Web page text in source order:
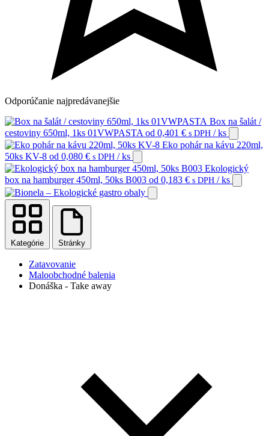
Odporúčanie najpredávanejšie
Box na šalát /
cestoviny 650ml, 1ks 01VWPASTA od 0,401 € s DPH / ks
Eko pohár na kávu 220ml,
50ks KV-8 od 0,080 € s DPH / ks
Ekologický
box na hamburger 450ml, 50ks B003 od 0,183 € s DPH / ks
Kategórie Stránky
Zatavovanie
Maloobchodné balenia
Donáška - Take away